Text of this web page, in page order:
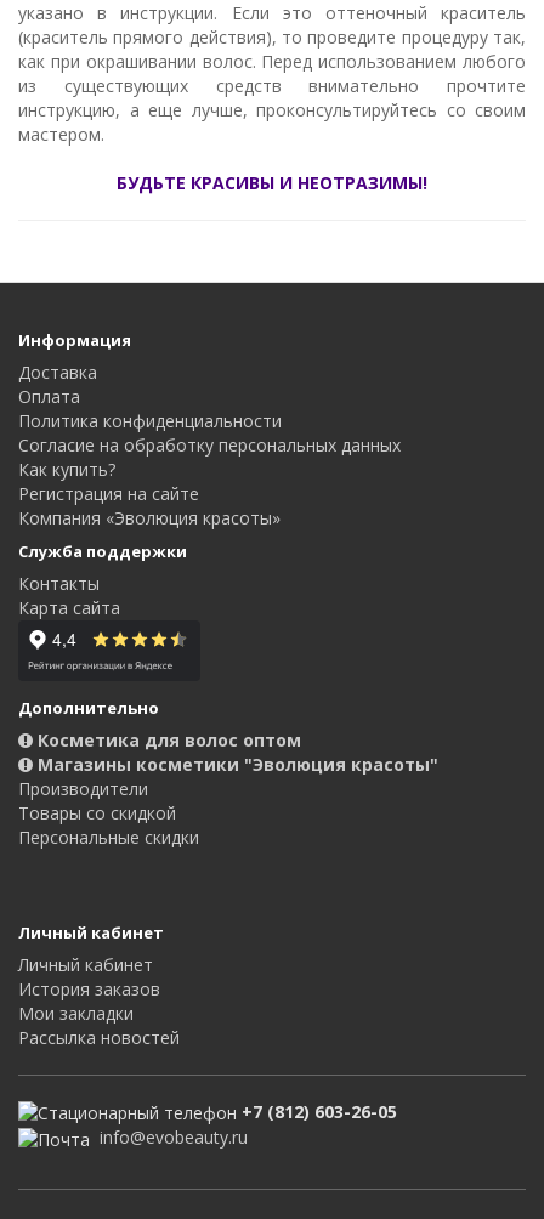
указано в инструкции. Если это оттеночный краситель
(краситель прямого действия), то проведите процедуру так,
как при окрашивании волос. Перед использованием любого
из существующих средств внимательно прочтите
инструкцию, а еще лучше, проконсультируйтесь со своим
мастером.
БУДЬТЕ КРАСИВЫ И НЕОТРАЗИМЫ!
Информация
Доставка
Оплата
Политика конфиденциальности
Согласие на обработку персональных данных
Как купить?
Регистрация на сайте
Компания «Эволюция красоты»
Служба поддержки
Контакты
Карта сайта
Дополнительно
Косметика для волос оптом
Магазины косметики "Эволюция красоты"
Производители
Товары со скидкой
Персональные скидки
Личный кабинет
Личный кабинет
История заказов
Мои закладки
Рассылка новостей
+7 (812) 603-26-05
info@evobeauty.ru